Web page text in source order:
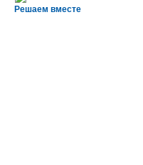
Решаем вместе